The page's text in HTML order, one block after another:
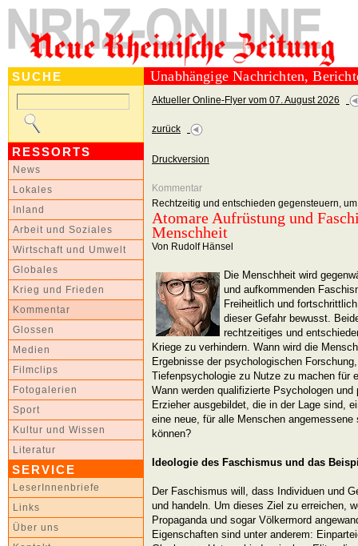
SUCHE
RESSORTS
News
Lokales
Inland
Arbeit und Soziales
Wirtschaft und Umwelt
Globales
Krieg und Frieden
Kommentar
Glossen
Medien
Filmclips
Fotogalerien
Sport
Kultur und Wissen
Literatur
SERVICE
LeserInnenbriefe
Links
Über uns
Unabhängige Nachrichten,
Aktueller Online-Flyer vom 07. August 2026
zurück
Druckversion
Kommentar
Rechtzeitig und entschieden gegensteuern,
Atomare Aufrüstung und
Menschheit
Von Rudolf Hänsel
Die Menschheit wird
und aufkommenden
Freiheitlich und
dieser Gefahr bewusst.
rechtzeitiges und
Kriege zu verhindern. Wann wird die
Ergebnisse der psychologischen
Tiefenpsychologie zu Nutze zu machen für
Wann werden qualifizierte Psychologen
Erzieher ausgebildet, die in der Lage sind,
eine neue, für alle Menschen
können?
Ideologie des Faschismus und das
Der Faschismus will, dass Individuen und
und handeln. Um dieses Ziel zu erreichen,
Propaganda und sogar Völkermord
Eigenschaften sind unter anderem: